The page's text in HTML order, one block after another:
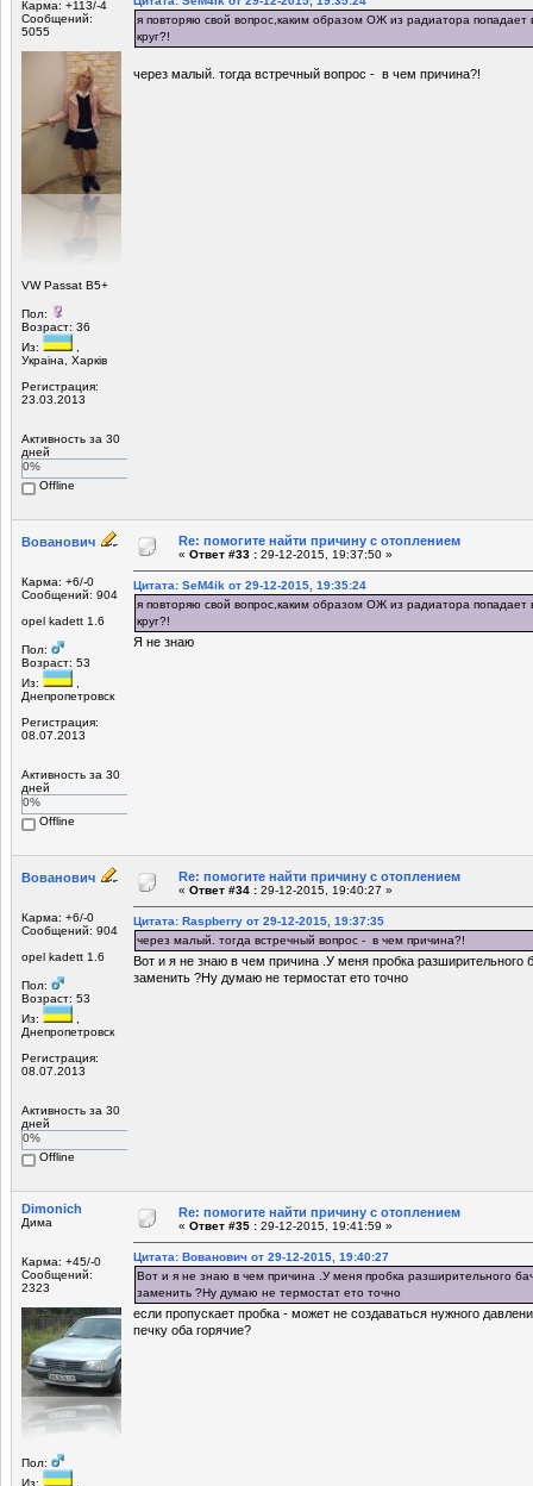
Карма: +113/-4
Сообщений:
5055
VW Passat B5+
Пол:
Возраст: 36
Из:
Украiна, Харкiв
Регистрация:
23.03.2013
Активность за 30
дней
0%
Offline
я повторяю свой вопрос,каким образом ОЖ из радиатора попадает
круг?!
через малый. тогда встречный вопрос - в чем причина?!
Вованович
Карма: +6/-0
Сообщений: 904
opel kadett 1.6
Пол:
Возраст: 53
Из:
Днепропетровск
Регистрация:
08.07.2013
Активность за 30
дней
0%
Offline
Re: помогите найти причину с отоплением
« Ответ #33 : 29-12-2015, 19:37:50 »
Цитата: SeM4ik от 29-12-2015, 19:35:24
я повторяю свой вопрос,каким образом ОЖ из радиатора попадает
круг?!
Я не знаю
Вованович
Карма: +6/-0
Сообщений: 904
opel kadett 1.6
Пол:
Возраст: 53
Из:
Днепропетровск
Регистрация:
08.07.2013
Активность за 30
дней
0%
Offline
Re: помогите найти причину с отоплением
« Ответ #34 : 29-12-2015, 19:40:27 »
Цитата: Raspberry от 29-12-2015, 19:37:35
через малый. тогда встречный вопрос - в чем причина?!
Вот и я не знаю в чем причина .У меня пробка разширительного
заменить ?Ну думаю не термостат ето точно
Dimonich
Дима
Карма: +45/-0
Сообщений:
2323
Пол:
Из:
Re: помогите найти причину с отоплением
« Ответ #35 : 29-12-2015, 19:41:59 »
Цитата: Вованович от 29-12-2015, 19:40:27
Вот и я не знаю в чем причина .У меня пробка разширительного
заменить ?Ну думаю не термостат ето точно
если пропускает пробка - может не создаваться нужного
печку оба горячие?